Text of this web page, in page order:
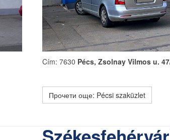
Cím: 7630 Pécs, Zsolnay Vilmos u.
Прочети още: Pécsi szaküzlet